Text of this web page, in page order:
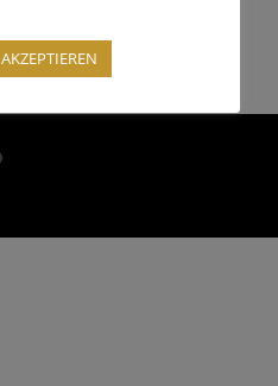
AKZEPTIEREN